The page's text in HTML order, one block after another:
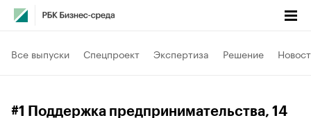
Все выпуски Спецпроект Экспертиза Решение
#1 Поддержка предпринимательства, 14